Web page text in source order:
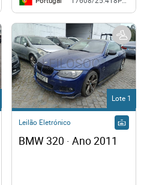
Lote 1
Leilão Eletrónico
BMW 320 · Ano 2011